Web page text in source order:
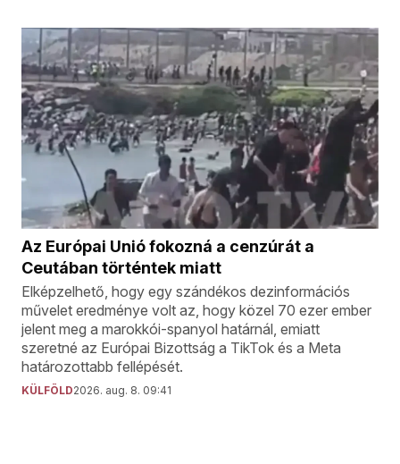
Az Európai Unió fokozná a cenzúrát a
Ceutában történtek miatt
Elképzelhető, hogy egy szándékos dezinformációs
művelet eredménye volt az, hogy közel 70 ezer ember
jelent meg a marokkói-spanyol határnál, emiatt
szeretné az Európai Bizottság a TikTok és a Meta
határozottabb fellépését.
KÜLFÖLD2026. aug. 8. 09:41